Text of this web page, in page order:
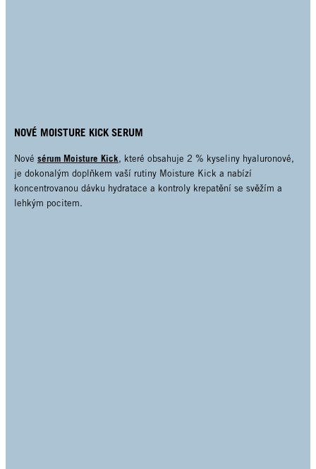
NOVÉ MOISTURE KICK SERUM
Nové sérum Moisture Kick, které obsahuje 2 % kyseliny hyaluronové,
je dokonalým doplňkem vaší rutiny Moisture Kick a nabízí
koncentrovanou dávku hydratace a kontroly krepatění se svěžím a
lehkým pocitem.